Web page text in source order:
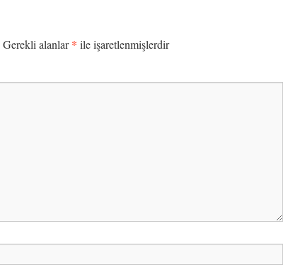
Gerekli alanlar* ile işaretlenmişlerdir